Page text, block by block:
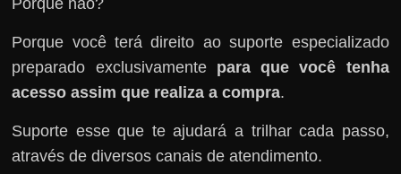
Porque você terá direito ao suporte especializado
preparado exclusivamente para que você tenha
acesso assim que realiza a compra.
Suporte esse que te ajudará a trilhar cada passo,
através de diversos canais de atendimento.